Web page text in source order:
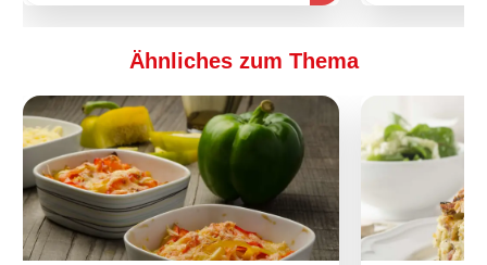
Ähnliches zum Thema